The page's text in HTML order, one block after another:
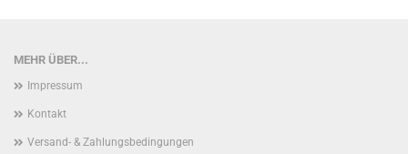
MEHR ÜBER...
Impressum
Kontakt
Versand- & Zahlungsbedingungen